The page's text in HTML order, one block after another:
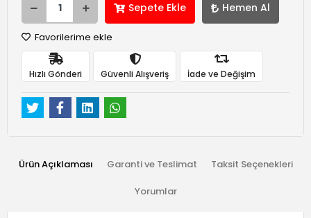
Sepete Ekle Hemen Al
Favorilerime ekle
Hızlı Gönderi Güvenli Alışveriş İade ve Değişim
Ürün Açıklaması Garanti ve Teslimat Taksit Seçenekleri
Yorumlar